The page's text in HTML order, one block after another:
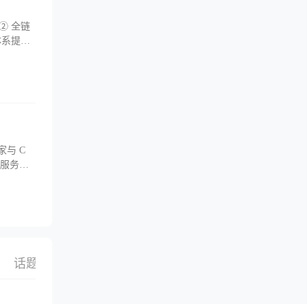
② 全链
提供
与 C
务区
话题